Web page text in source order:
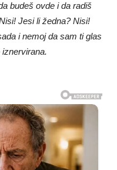
budeš ovde i da radiš
Jesi li žedna? Nisi!
i nemoj da sam ti glas